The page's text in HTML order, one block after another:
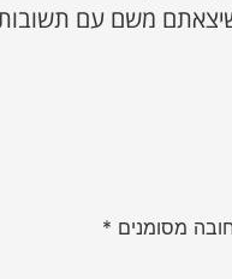
משם עם
מסומנים *